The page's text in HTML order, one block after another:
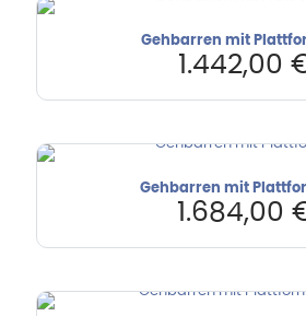
Gehbarren mit
1.442,00
Gehbarren mit
1.684,00